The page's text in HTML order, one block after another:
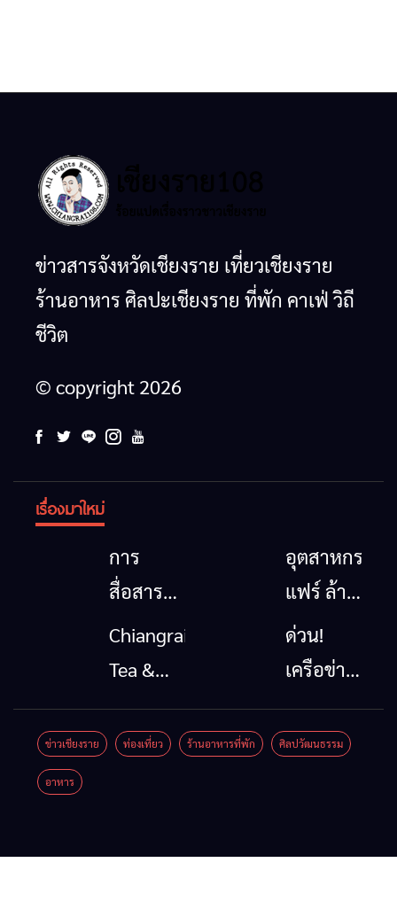
ข่าวสารจังหวัดเชียงราย เที่ยวเชียงราย
ร้านอาหาร ศิลปะเชียงราย ที่พัก คาเฟ่ วิถี
ชีวิต
© copyright 2026
เรื่องมาใหม่
การ
สื่อสาร
โทรคมนาคม
กรณีภัย
เชียงราย
เมื่อ
อุตสาหกรรม
แฟร์ ล้าน
นาตะวัน
ออก
รวมของดี
สินค้าเด่น
Chiangrai
Tea &
Coffee
Festival
ด่วน!
เครือข่าย
ลุ่มน้ำกก
ยื่น 5 ข้อ
ข่าวเชียงราย ท่องเที่ยว ร้านอาหารที่พัก ศิลปวัฒนธรรม
อาหาร